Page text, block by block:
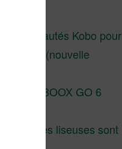
Les nouveautés Kobo pour
la fin 2026 (nouvelle
Test de la BOOX GO 6
Pourquoi les liseuses sont